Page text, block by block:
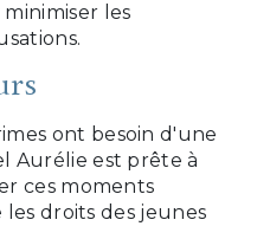
les
ont besoin d'une
Aurélie est prête à
ces moments
droits des jeunes